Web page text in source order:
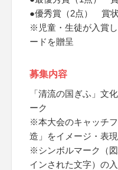
●優秀賞（2点） 賞
※児童・生徒が入賞
ードを贈呈
募集内容
「清流の国ぎふ」文
ーク
※本大会のキャッチ
造」をイメージ・表
※シンボルマーク（
インされた文字）の